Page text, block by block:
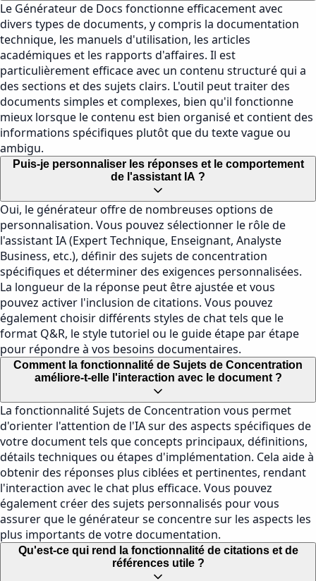
Le Générateur de Docs fonctionne efficacement avec
divers types de documents, y compris la documentation
technique, les manuels d'utilisation, les articles
académiques et les rapports d'affaires. Il est
particulièrement efficace avec un contenu structuré qui a
des sections et des sujets clairs. L'outil peut traiter des
documents simples et complexes, bien qu'il fonctionne
mieux lorsque le contenu est bien organisé et contient des
informations spécifiques plutôt que du texte vague ou
ambigu.
Puis-je personnaliser les réponses et le comportement
de l'assistant IA ?
Oui, le générateur offre de nombreuses options de
personnalisation. Vous pouvez sélectionner le rôle de
l'assistant IA (Expert Technique, Enseignant, Analyste
Business, etc.), définir des sujets de concentration
spécifiques et déterminer des exigences personnalisées.
La longueur de la réponse peut être ajustée et vous
pouvez activer l'inclusion de citations. Vous pouvez
également choisir différents styles de chat tels que le
format Q&R, le style tutoriel ou le guide étape par étape
pour répondre à vos besoins documentaires.
Comment la fonctionnalité de Sujets de Concentration
améliore-t-elle l'interaction avec le document ?
La fonctionnalité Sujets de Concentration vous permet
d'orienter l'attention de l'IA sur des aspects spécifiques de
votre document tels que concepts principaux, définitions,
détails techniques ou étapes d'implémentation. Cela aide à
obtenir des réponses plus ciblées et pertinentes, rendant
l'interaction avec le chat plus efficace. Vous pouvez
également créer des sujets personnalisés pour vous
assurer que le générateur se concentre sur les aspects les
plus importants de votre documentation.
Qu'est-ce qui rend la fonctionnalité de citations et de
références utile ?